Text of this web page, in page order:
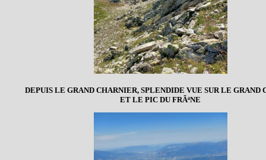
DEPUIS LE GRAND CHARNIER, SPLENDIDE VUE SUR LE GRAND
ET LE PIC DU FRÃªNE